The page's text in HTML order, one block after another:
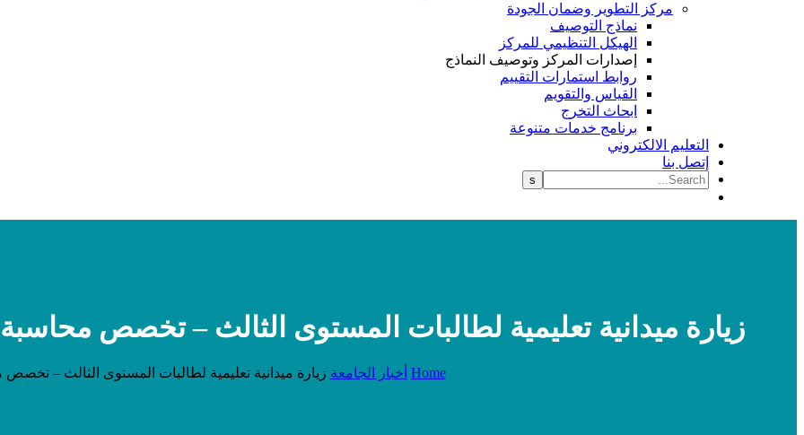
مركز التطوير وضمان الجودة
نماذج التوصيف
الهيكل التنظيمي للمركز
إصدارات المركز وتوصيف النماذج
روابط استمارات التقييم
القياس والتقويم
ابحاث التخرج
برنامج خدمات متنوعة
التعليم الالكتروني
إتصل بنا
زيارة ميدانية تعليمية لطالبات المستوى الثالث – تخصص محاسبة
Home أخبار الجامعة زيارة ميدانية تعليمية لطالبات المستوى الثالث –